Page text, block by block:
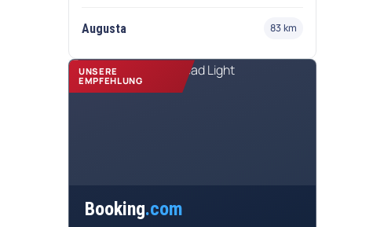
Augusta 83 km
UNSERE
EMPFEHLUNG
Booking.com